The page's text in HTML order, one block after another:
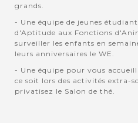
grands.
- Une équipe de jeunes
d'Aptitude aux Fonctions
surveiller les enfants en
leurs anniversaires le WE.
- Une équipe pour vous
ce soit lors des activités extra-
privatisez le Salon de thé.